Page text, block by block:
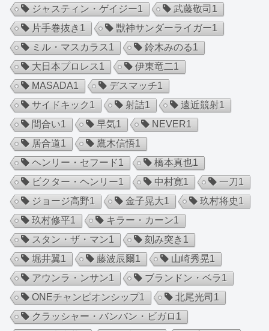
ジャスティン・ゲイジー1 武藤敬司 1
片手巻抜き 1 獣神サンダーライガー1
ミル・マスカラス1 鈴木みのる1
大日本プロレス1 伊東竜二1
MASADA1 デスマッチ1
サイドキック1 射詰1 遠近競射1
間合い1 早気1 NEVER1
居合道1 鷹木信悟1
ヘンリー・セフード1 橋本真也1
ビクター・ヘンリー1 中村寛1 一刀1
ジョージ高野1 金子晃大1 玖村将史1
玖村修平1 キラー・カーン1
スタン・ザ・マン1 刻み突き 1
堀井翼1 藤波辰爾1 山崎秀晃1
アウンラ・ンサン1 ブランドン・ベラ1
ONEチャンピオンシップ1 北尾光司 1
クラッシャー・バンバン・ビガロ 1